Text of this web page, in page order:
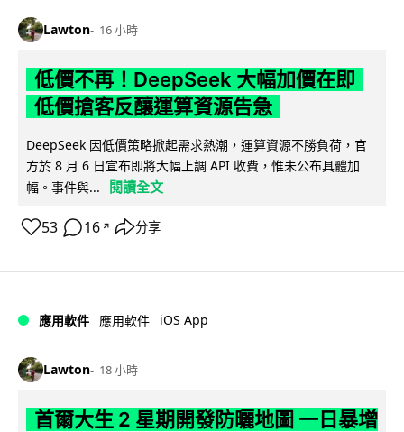
Lawton 16 小時
低價不再！DeepSeek 大幅加價在即
低價搶客反釀運算資源告急
DeepSeek 因低價策略掀起需求熱潮，運算資源不勝負荷，官
方於 8 月 6 日宣布即將大幅上調 API 收費，惟未公布具體加
幅。事件與...
閱讀全文
53 16 ↗ 分享
應用軟件 應用軟件 iOS App
Lawton 18 小時
首爾大生 2 星期開發防曬地圖 一日暴增